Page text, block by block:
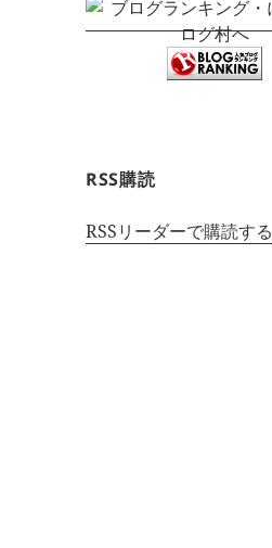
RSS購読
RSSリーダーで購読する